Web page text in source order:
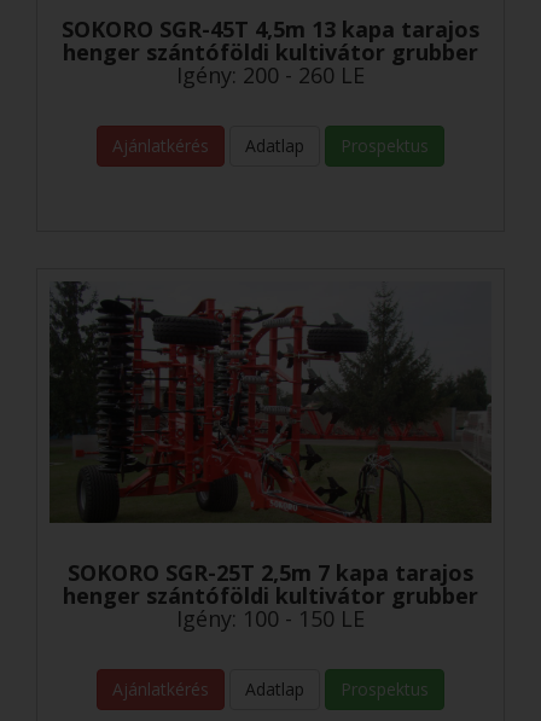
SOKORO SGR-45T 4,5m 13 kapa tarajos
henger szántóföldi kultivátor grubber
Igény: 200 - 260 LE
Ajánlatkérés Adatlap Prospektus
SOKORO SGR-25T 2,5m 7 kapa tarajos
henger szántóföldi kultivátor grubber
Igény: 100 - 150 LE
Ajánlatkérés Adatlap Prospektus